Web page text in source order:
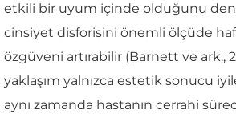
etkili bir uyum içinde olduğunu
cinsiyet disforisini önemli ölçüde
özgüveni artırabilir (Barnett ve ark.,
yaklaşım yalnızca estetik sonucu
aynı zamanda hastanın cerrahi